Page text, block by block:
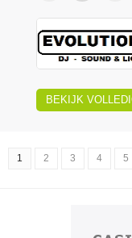
BEKIJK
1 2 3 4 5